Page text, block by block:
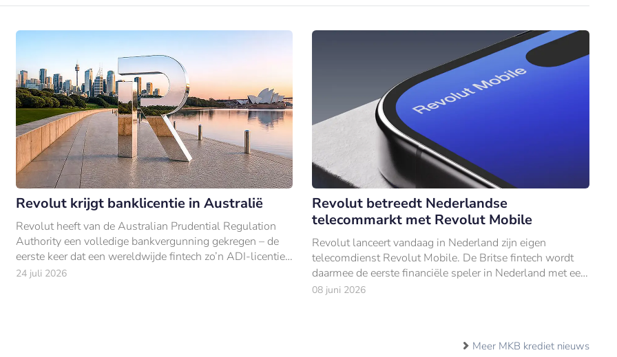
Revolut krijgt banklicentie in Australië
Revolut heeft van de Australian Prudential Regulation
Authority een volledige bankvergunning gekregen – de
eerste keer dat een wereldwijde fintech zo’n ADI-licentie
bemachtigt.
24 juli 2026
Revolut betreedt Nederlandse
telecommarkt met Revolut Mobile
Revolut lanceert vandaag in Nederland zijn eigen
telecomdienst Revolut Mobile. De Britse fintech wordt
daarmee de eerste financiële speler in Nederland met een
volwaardig telecomaanbod.
08 juni 2026
Meer MKB krediet nieuws